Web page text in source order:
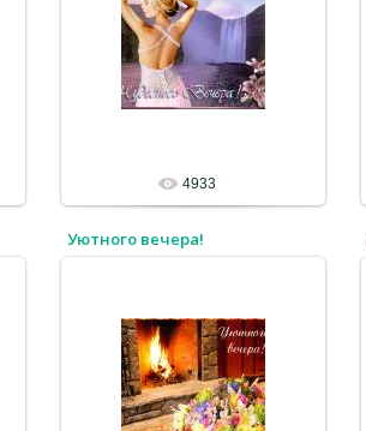
4933
Уютного вечера!